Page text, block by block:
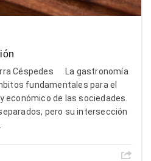
Céspedes La gastronomía
fundamentales para el
económico de las sociedades.
pero su intersección